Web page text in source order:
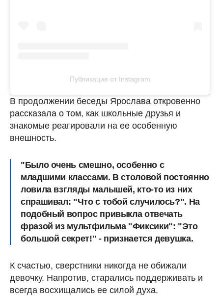
Публикация от Instagram
В продолжении беседы Ярослава откровенно
рассказала о том, как школьные друзья и
знакомые реагировали на ее особенную
внешность.
"Было очень смешно, особенно с
младшими классами. В столовой постоянно
ловила взгляды малышей, кто-то из них
спрашивал: "Что с тобой случилось?". На
подобный вопрос привыкла отвечать
фразой из мультфильма "Фиксики": "Это
большой секрет!" - признается девушка.
К счастью, сверстники никогда не обижали
девочку. Напротив, старались поддерживать и
всегда восхищались ее силой духа.